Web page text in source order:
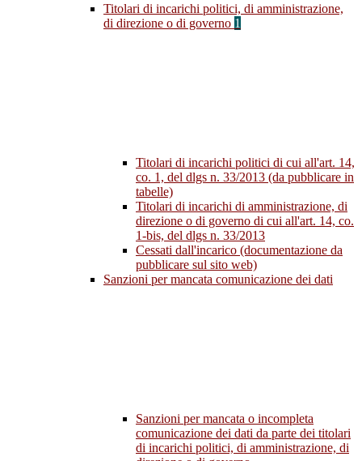
Titolari di incarichi politici, di amministrazione,
di direzione o di governo 1
Titolari di incarichi politici di cui all'art. 14,
co. 1, del dlgs n. 33/2013 (da pubblicare in
tabelle)
Titolari di incarichi di amministrazione, di
direzione o di governo di cui all'art. 14, co.
1-bis, del dlgs n. 33/2013
Cessati dall'incarico (documentazione da
pubblicare sul sito web)
Sanzioni per mancata comunicazione dei dati
Sanzioni per mancata o incompleta
comunicazione dei dati da parte dei titolari
di incarichi politici, di amministrazione, di